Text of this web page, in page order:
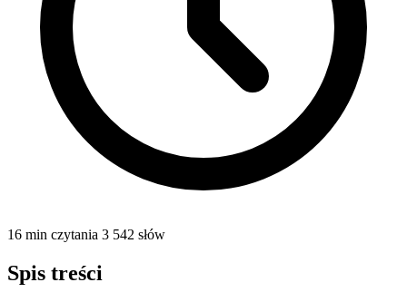
16 min czytania 3 542 słów
Spis treści